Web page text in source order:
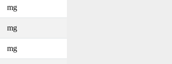
mg
mg
mg